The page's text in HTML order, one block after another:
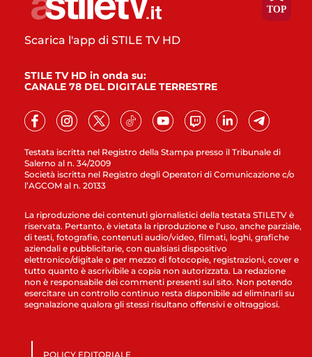
Testata iscritta nel Registro della Stampa presso il Tribunale di
Salerno al n. 34/2009
Società iscritta nel Registro degli Operatori di Comunicazione c/o
l’AGCOM al n. 20133
Scarica l'app di STILE TV HD
STILE TV HD in onda su:
CANALE 78 DEL DIGITALE TERRESTRE
La riproduzione dei contenuti giornalistici della testata STILETV è
riservata. Pertanto, è vietata la riproduzione e l’uso, anche parziale,
di testi, fotografie, contenuti audio/video, filmati, loghi, grafiche
aziendali e pubblicitarie, con qualsiasi dispositivo
elettronico/digitale o per mezzo di fotocopie, registrazioni, cover e
tutto quanto è ascrivibile a copia non autorizzata. La redazione
non è responsabile dei commenti presenti sul sito. Non potendo
esercitare un controllo continuo resta disponibile ad eliminarli su
segnalazione qualora gli stessi risultano offensivi e oltraggiosi.
POLICY EDITORIALE